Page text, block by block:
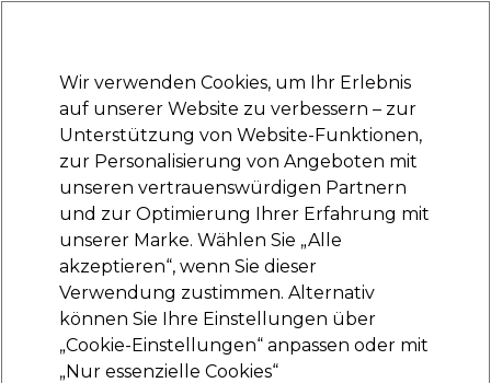
Anmelden
Marken Deals Haare Elektrogeräte Saloneinrichtung
Lieferung und Lieferzeiten
– mehr erfahren
Moder Texturing Blade
0
62,99 €
Wir verwenden Cookies, um Ihr Erlebnis
auf unserer Website zu verbessern – zur
Unterstützung von Website-Funktionen,
zur Personalisierung von Angeboten mit
unseren vertrauenswürdigen Partnern
und zur Optimierung Ihrer Erfahrung mit
unserer Marke. Wählen Sie „Alle
akzeptieren“, wenn Sie dieser
Verwendung zustimmen. Alternativ
können Sie Ihre Einstellungen über
„Cookie-Einstellungen“ anpassen oder mit
„Nur essenzielle Cookies“